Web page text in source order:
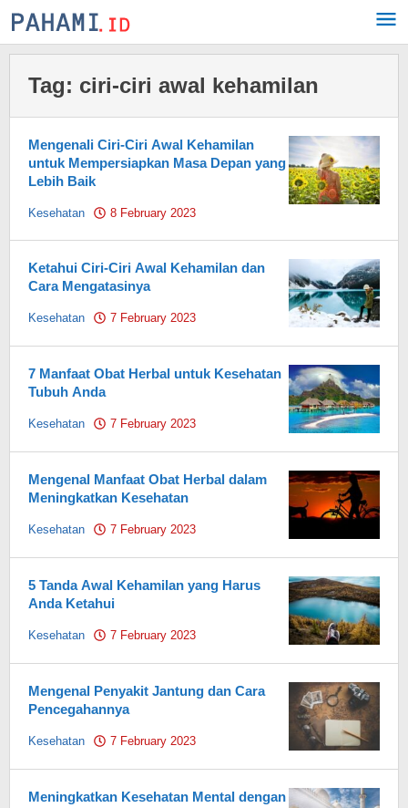
Skip
to
Tag: ciri-ciri awal kehamilan
Mengenali Ciri-Ciri Awal Kehamilan
untuk Mempersiapkan Masa Depan yang
Lebih Baik
Kesehatan 8 February 2023
Ketahui Ciri-Ciri Awal Kehamilan dan
Cara Mengatasinya
Kesehatan 7 February 2023
7 Manfaat Obat Herbal untuk Kesehatan
Tubuh Anda
Kesehatan 7 February 2023
Mengenal Manfaat Obat Herbal dalam
Meningkatkan Kesehatan
Kesehatan 7 February 2023
5 Tanda Awal Kehamilan yang Harus
Anda Ketahui
Kesehatan 7 February 2023
Mengenal Penyakit Jantung dan Cara
Pencegahannya
Kesehatan 7 February 2023
Meningkatkan Kesehatan Mental dengan